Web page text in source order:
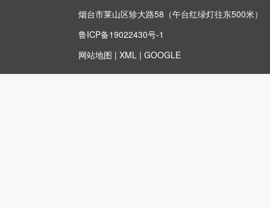
烟台市莱山区轸大路58（午台红绿灯往东500米）
鲁ICP备19022430号-1
网站地图 | XML | GOOGLE